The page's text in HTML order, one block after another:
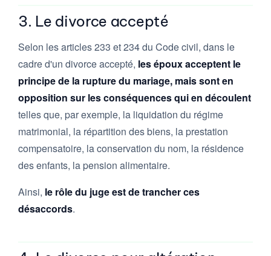
3. Le divorce accepté
Selon les articles 233 et 234 du Code civil, dans le
cadre d'un divorce accepté, les époux acceptent le
principe de la rupture du mariage, mais sont en
opposition sur les conséquences qui en découlent
telles que, par exemple, la liquidation du régime
matrimonial, la répartition des biens, la prestation
compensatoire, la conservation du nom, la résidence
des enfants, la pension alimentaire.
Ainsi, le rôle du juge est de trancher ces
désaccords.